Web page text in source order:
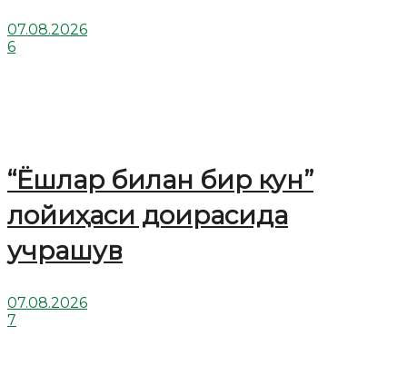
07.08.2026
6
“Ёшлар билан бир кун”
лойиҳаси доирасида
учрашув
07.08.2026
7